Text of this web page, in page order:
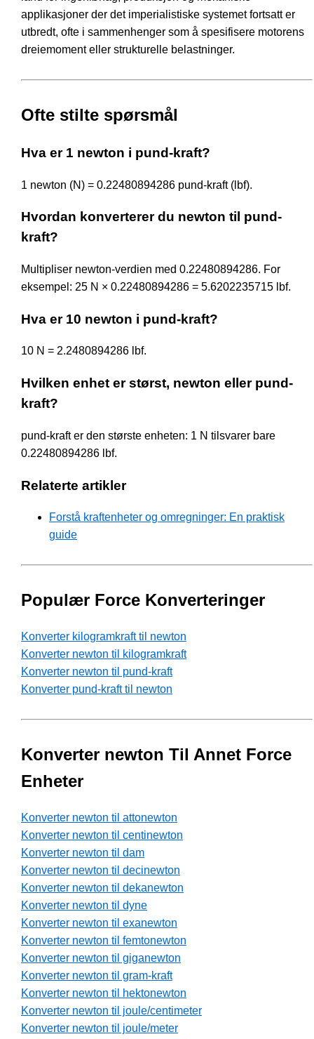
applikasjoner der det imperialistiske systemet fortsatt er
utbredt, ofte i sammenhenger som å spesifisere motorens
dreiemoment eller strukturelle belastninger.
Ofte stilte spørsmål
Hva er 1 newton i pund-kraft?
1 newton (N) = 0.22480894286 pund-kraft (lbf).
Hvordan konverterer du newton til pund-
kraft?
Multipliser newton-verdien med 0.22480894286. For
eksempel: 25 N × 0.22480894286 = 5.6202235715 lbf.
Hva er 10 newton i pund-kraft?
10 N = 2.2480894286 lbf.
Hvilken enhet er størst, newton eller pund-
kraft?
pund-kraft er den største enheten: 1 N tilsvarer bare
0.22480894286 lbf.
Relaterte artikler
Forstå kraftenheter og omregninger: En praktisk
guide
Populær Force Konverteringer
Konverter kilogramkraft til newton
Konverter newton til kilogramkraft
Konverter newton til pund-kraft
Konverter pund-kraft til newton
Konverter newton Til Annet Force
Enheter
Konverter newton til attonewton
Konverter newton til centinewton
Konverter newton til dam
Konverter newton til decinewton
Konverter newton til dekanewton
Konverter newton til dyne
Konverter newton til exanewton
Konverter newton til femtonewton
Konverter newton til giganewton
Konverter newton til gram-kraft
Konverter newton til hektonewton
Konverter newton til joule/centimeter
Konverter newton til joule/meter